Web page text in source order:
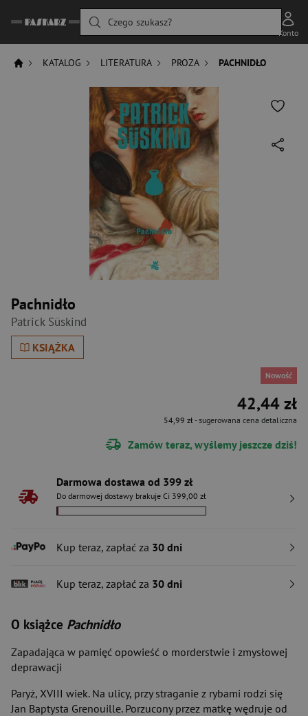
Czego szukasz?
Konto
KATALOG LITERATURA PROZA PACHNIDŁO
Pachnidło
Patrick Süskind
KSIĄŻKA
Nowość
42,44 zł
54,99 zł- sugerowana cena detaliczna
Zamów teraz, wyślemy jeszcze dziś!
Darmowa dostawa od 399 zł
Do darmowej dostawy brakuje Ci 399,00 zł
Kup teraz, zapłać za 30 dni
Kup teraz, zapłać za 30 dni
O książce Pachnidło
Zapadająca w pamięć opowieść o morderstwie i zmysłowej
deprawacji
Paryż, XVIII wiek. Na ulicy, przy straganie z rybami rodzi się
Jan Baptysta Grenouille. Porzucony przez matkę wędruje od